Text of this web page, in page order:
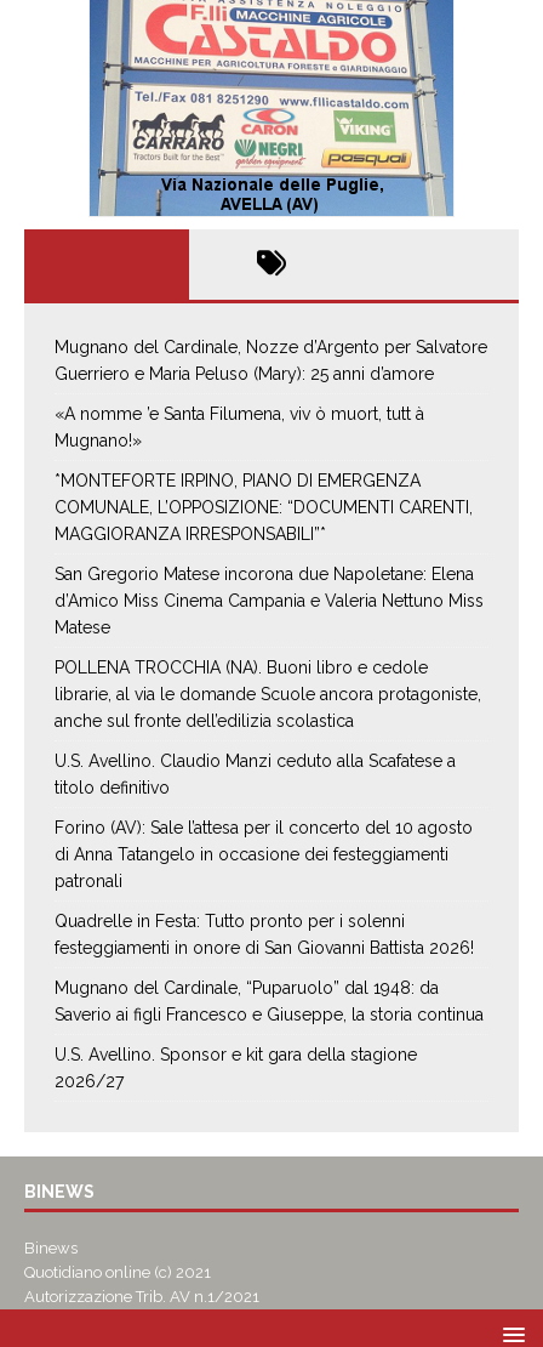
Mugnano del Cardinale, Nozze d’Argento per Salvatore
Guerriero e Maria Peluso (Mary): 25 anni d’amore
«A nomme ’e Santa Filumena, viv ò muort, tutt à
Mugnano!»
*MONTEFORTE IRPINO, PIANO DI EMERGENZA
COMUNALE, L’OPPOSIZIONE: “DOCUMENTI CARENTI,
MAGGIORANZA IRRESPONSABILI”*
San Gregorio Matese incorona due Napoletane: Elena
d’Amico Miss Cinema Campania e Valeria Nettuno Miss
Matese
POLLENA TROCCHIA (NA). Buoni libro e cedole
librarie, al via le domande Scuole ancora protagoniste,
anche sul fronte dell’edilizia scolastica
U.S. Avellino. Claudio Manzi ceduto alla Scafatese a
titolo definitivo
Forino (AV): Sale l’attesa per il concerto del 10 agosto
di Anna Tatangelo in occasione dei festeggiamenti
patronali
Quadrelle in Festa: Tutto pronto per i solenni
festeggiamenti in onore di San Giovanni Battista 2026!
Mugnano del Cardinale, “Puparuolo” dal 1948: da
Saverio ai figli Francesco e Giuseppe, la storia continua
U.S. Avellino. Sponsor e kit gara della stagione
2026/27
BINEWS
Binews
Quotidiano online (c) 2021
Autorizzazione Trib. AV n.1/2021